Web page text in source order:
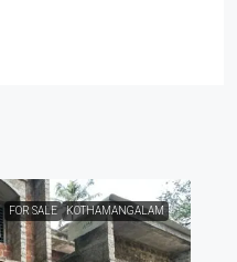
FOR SALE KOTHAMANGALAM